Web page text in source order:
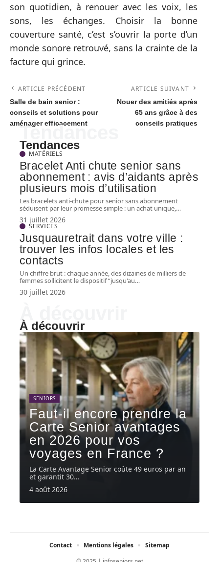
son quotidien, à renouer avec les voix, les
sons, les échanges. Choisir la bonne
couverture santé, c’est s’ouvrir la porte d’un
monde sonore retrouvé, sans la crainte de la
facture qui grince.
ARTICLE PRÉCÉDENT
Salle de bain senior :
conseils et solutions pour
aménager efficacement
ARTICLE SUIVANT
Nouer des amitiés après
65 ans grâce à des
conseils pratiques
Tendances
Tendances
MATÉRIELS
Bracelet Anti chute senior sans
abonnement : avis d’aidants après
plusieurs mois d’utilisation
Les bracelets anti-chute pour senior sans abonnement
séduisent par leur promesse simple : un achat unique,…
31 juillet 2026
SERVICES
Jusquauretrait dans votre ville :
trouver les infos locales et les
contacts
Un chiffre brut : chaque année, des dizaines de milliers de
femmes sollicitent le dispositif “jusqu'au…
30 juillet 2026
À découvrir
SENIORS
Faut-il encore prendre la
Carte Senior avantages
en 2026 pour vos
voyages en France ?
La Carte Avantage Senior coûte 49 euros par an
et garantit 30…
4 août 2026
Contact Mentions légales Sitemap